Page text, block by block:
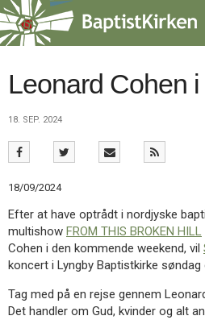
Spring
menu
over
gå
tilbage
forsiden
2.0:
Nyheder
3.0:
Kalender
4.0:
Inspiration
5.0:
Værktøjskassen
6.0:
Mission
BaptistKirken
8.0:
Kontakt
Leonard Cohen
18. SEP. 2024
18/09/2024
Efter at have optrådt i nordjyske
multishow FROM THIS BROKEN HILL
Cohen i den kommende weekend, vil
koncert i Lyngby Baptistkirke søndag
Tag med på en rejse gennem
Det handler om Gud, kvinder og alt